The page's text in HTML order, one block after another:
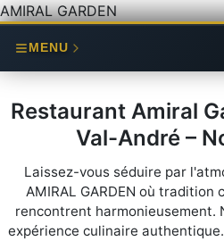
AMIRAL GARDEN
MENU
Restaurant Amiral
Val-André –
Laissez-vous séduire par
AMIRAL GARDEN où
rencontrent harmonieusement.
expérience culinaire